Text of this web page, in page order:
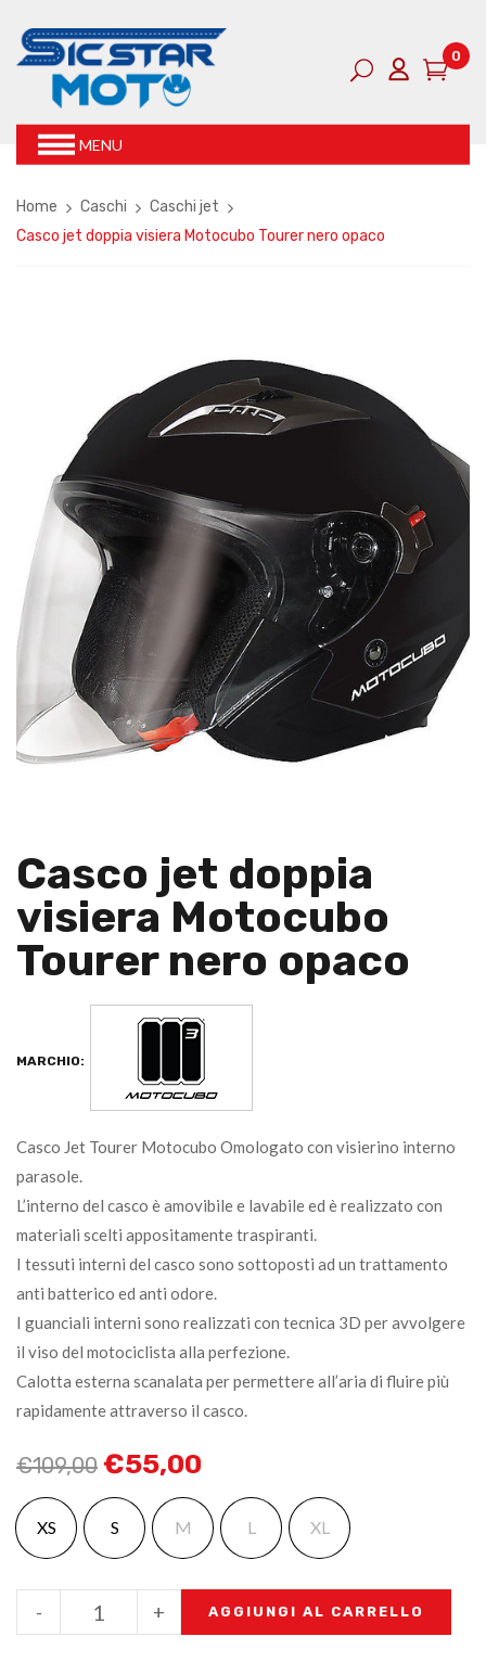
0
MENU
Home Caschi
Caschi jet
Casco jet doppia visiera Motocubo Tourer nero opaco
Casco jet doppia
visiera Motocubo
Tourer nero opaco
MARCHIO:
Casco Jet Tourer Motocubo Omologato con visierino interno
parasole.
L’interno del casco è amovibile e lavabile ed è realizzato con
materiali scelti appositamente traspiranti.
I tessuti interni del casco sono sottoposti ad un trattamento
anti batterico ed anti odore.
I guanciali interni sono realizzati con tecnica 3D per avvolgere
il viso del motociclista alla perfezione.
Calotta esterna scanalata per permettere all’aria di fluire più
rapidamente attraverso il casco.
€109,00 €55,00
XS S M L XL
+
- AGGIUNGI AL CARRELLO